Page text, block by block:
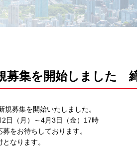
募集を開始しました
規募集を開始いたしました。
日（月）～4月3日（金）17時
をお待ちしております。
なります。